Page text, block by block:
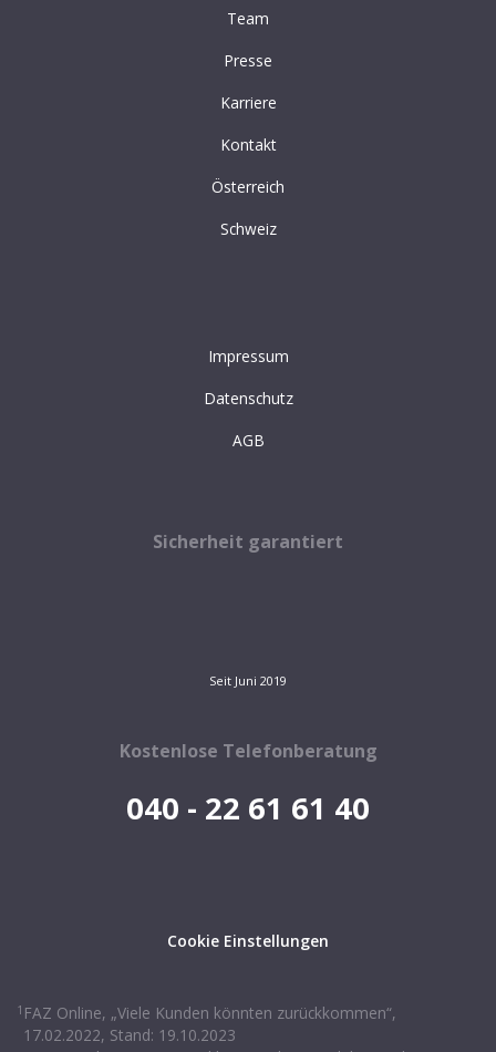
Team
Presse
Karriere
Kontakt
Österreich
Schweiz
Impressum
Datenschutz
AGB
Kostenlose Telefonberatung
040 - 22 61 61 40
Sicherheit garantiert
Seit Juni 2019
Cookie Einstellungen
1 FAZ Online, „Viele Kunden könnten zurückkommen“,
17.02.2022, Stand: 19.10.2023